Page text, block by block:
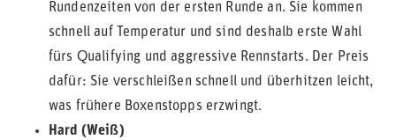
Rundenzeiten von der ersten Runde an. Sie kommen
schnell auf Temperatur und sind deshalb erste Wahl
fürs Qualifying und aggressive Rennstarts. Der Preis
dafür: Sie verschleißen schnell und überhitzen leicht,
was frühere Boxenstopps erzwingt.
Hard (Weiß)